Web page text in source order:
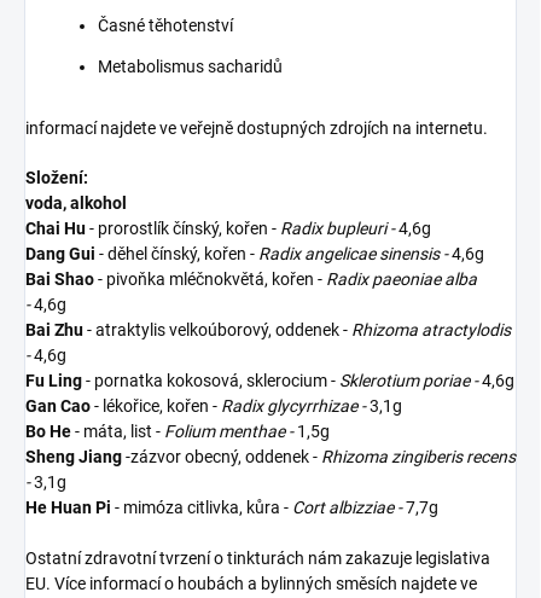
Časné těhotenství
Metabolismus sacharidů
informací najdete ve veřejně dostupných zdrojích na internetu.
Složení:
voda, alkohol
Chai Hu- prorostlík čínský, kořen - Radix bupleuri-4,6g
Dang Gui - děhel čínský, kořen - Radix angelicae sinensis -4,6g
Bai Shao- pivoňka mléčnokvětá, kořen - Radix paeoniae alba
-4,6g
Bai Zhu- atraktylis velkoúborový, oddenek - Rhizoma atractylodis
-4,6g
Fu Ling- pornatka kokosová, sklerocium - Sklerotium poriae -4,6g
Gan Cao- lékořice, kořen - Radix glycyrrhizae -3,1g
Bo He- máta, list - Folium menthae -1,5g
Sheng Jiang-zázvor obecný, oddenek - Rhizoma zingiberis recens
-3,1g
He Huan Pi - mimóza citlivka, kůra - Cort albizziae -7,7g
Ostatní zdravotní tvrzení o tinkturách nám zakazuje legislativa
EU. Více informací o houbách a bylinných směsích najdete ve